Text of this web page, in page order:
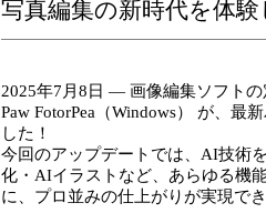
写真編集の新時代を体
2025年7月8日 ― 画像編集ソフト
Paw FotorPea（Windows） が、最
した！
今回のアップデートでは、AI技術
化・AIイラストなど、あらゆる機
に、プロ並みの仕上がりが実現で